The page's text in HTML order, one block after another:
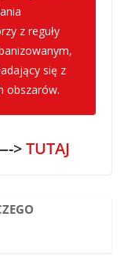
z reguły
się z
obszarów.
>TUTAJ